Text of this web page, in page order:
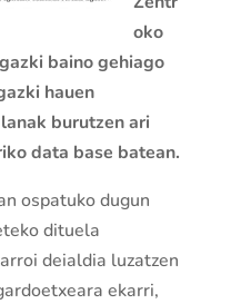
oko
baino gehiago
hauen
burutzen ari
data base batean.
ospatuko dugun
dituela
deialdia luzatzen
ekarri,